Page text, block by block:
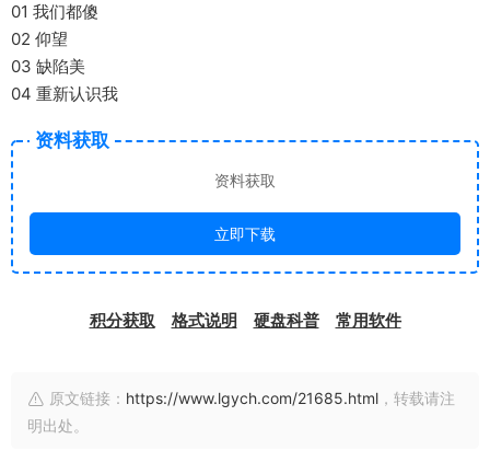
01 我们都傻
02 仰望
03 缺陷美
04 重新认识我
资料获取
资料获取
立即下载
积分获取 格式说明 硬盘科普 常用软件
原文链接： https://www.lgych.com/21685.html ，转载请注
明出处。